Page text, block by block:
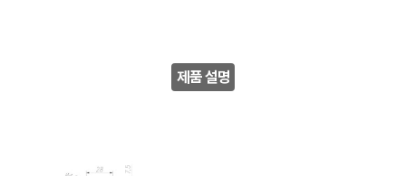
제품 설명